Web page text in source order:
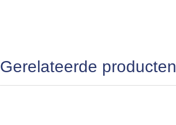
Gerelateerde producten